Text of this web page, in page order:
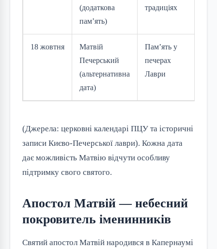
(додаткова
пам’ять)
традиціях
18 жовтня
Матвій
Печерський
(альтернативна
дата)
Пам’ять у
печерах
Лаври
(Джерела: церковні календарі ПЦУ та історичні
записи Києво-Печерської лаври). Кожна дата
дає можливість Матвію відчути особливу
підтримку свого святого.
Апостол Матвій — небесний
покровитель іменинників
Святий апостол Матвій народився в Капернаумі